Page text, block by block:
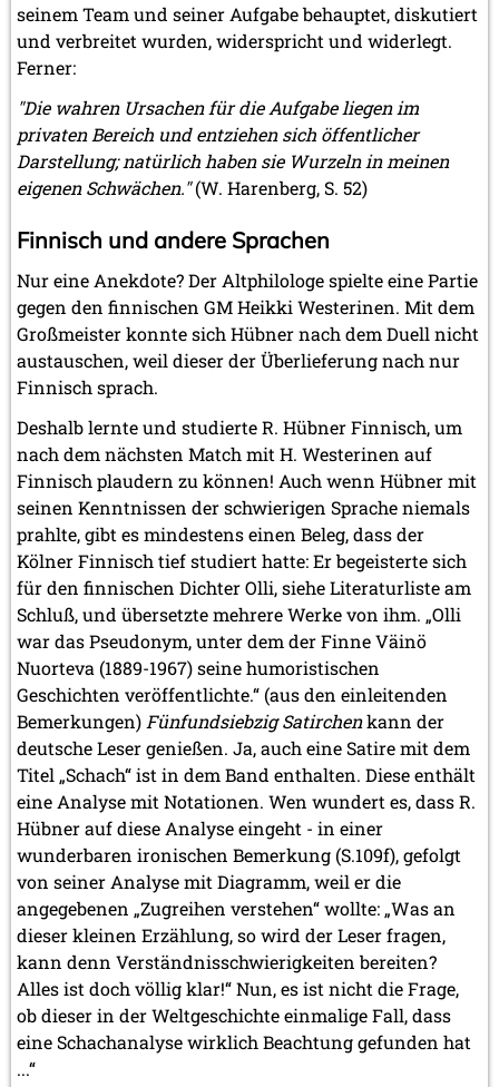
seinem Team und seiner Aufgabe behauptet, diskutiert
und verbreitet wurden, widerspricht und widerlegt.
Ferner:
"Die wahren Ursachen für die Aufgabe liegen im
privaten Bereich und entziehen sich öffentlicher
Darstellung; natürlich haben sie Wurzeln in meinen
eigenen Schwächen."(W. Harenberg, S. 52)
Finnisch und andere Sprachen
Nur eine Anekdote? Der Altphilologe spielte eine Partie
gegen den finnischen GM Heikki Westerinen. Mit dem
Großmeister konnte sich Hübner nach dem Duell nicht
austauschen, weil dieser der Überlieferung nach nur
Finnisch sprach.
Deshalb lernte und studierte R. Hübner Finnisch, um
nach dem nächsten Match mit H. Westerinen auf
Finnisch plaudern zu können! Auch wenn Hübner mit
seinen Kenntnissen der schwierigen Sprache niemals
prahlte, gibt es mindestens einen Beleg, dass der
Kölner Finnisch tief studiert hatte: Er begeisterte sich
für den finnischen Dichter Olli, siehe Literaturliste am
Schluß, und übersetzte mehrere Werke von ihm. „Olli
war das Pseudonym, unter dem der Finne Väinö
Nuorteva (1889-1967) seine humoristischen
Geschichten veröffentlichte.“ (aus den einleitenden
Bemerkungen) Fünfundsiebzig Satirchenkann der
deutsche Leser genießen. Ja, auch eine Satire mit dem
Titel „Schach“ ist in dem Band enthalten. Diese enthält
eine Analyse mit Notationen. Wen wundert es, dass R.
Hübner auf diese Analyse eingeht - in einer
wunderbaren ironischen Bemerkung (S.109f), gefolgt
von seiner Analyse mit Diagramm, weil er die
angegebenen „Zugreihen verstehen“ wollte: „Was an
dieser kleinen Erzählung, so wird der Leser fragen,
kann denn Verständnisschwierigkeiten bereiten?
Alles ist doch völlig klar!“ Nun, es ist nicht die Frage,
ob dieser in der Weltgeschichte einmalige Fall, dass
eine Schachanalyse wirklich Beachtung gefunden hat
...“